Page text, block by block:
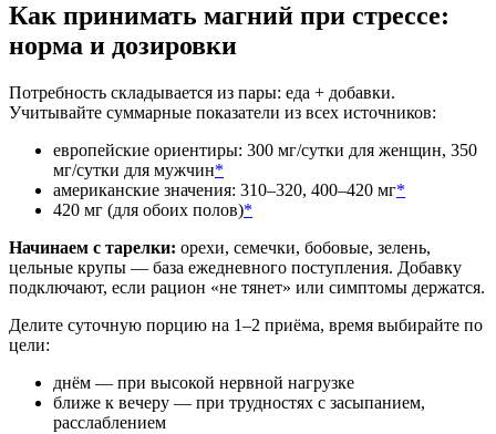
Как принимать магний при стрессе:
норма и дозировки
Потребность складывается из пары: еда + добавки.
Учитывайте суммарные показатели из всех источников:
европейские ориентиры: 300 мг/сутки для женщин, 350
мг/сутки для мужчин*
американские значения: 310–320, 400–420 мг*
420 мг (для обоих полов)*
Начинаем с тарелки: орехи, семечки, бобовые, зелень,
цельные крупы — база ежедневного поступления. Добавку
подключают, если рацион «не тянет» или симптомы держатся.
Делите суточную порцию на 1–2 приёма, время выбирайте по
цели:
днём — при высокой нервной нагрузке
ближе к вечеру — при трудностях с засыпанием,
расслаблением